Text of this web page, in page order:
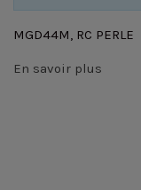
MGD44M, RC PERLE
En savoir plus